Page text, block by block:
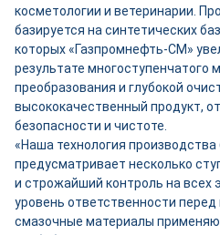
косметологии и ветеринарии.
базируется на синтетических
которых «Газпромнефть-СМ»
результате многоступенчатого
преобразования и глубокой
высококачественный продукт,
безопасности и чистоте.
«Наша технология
предусматривает несколько
и строжайший контроль на всех
уровень ответственности
смазочные материалы